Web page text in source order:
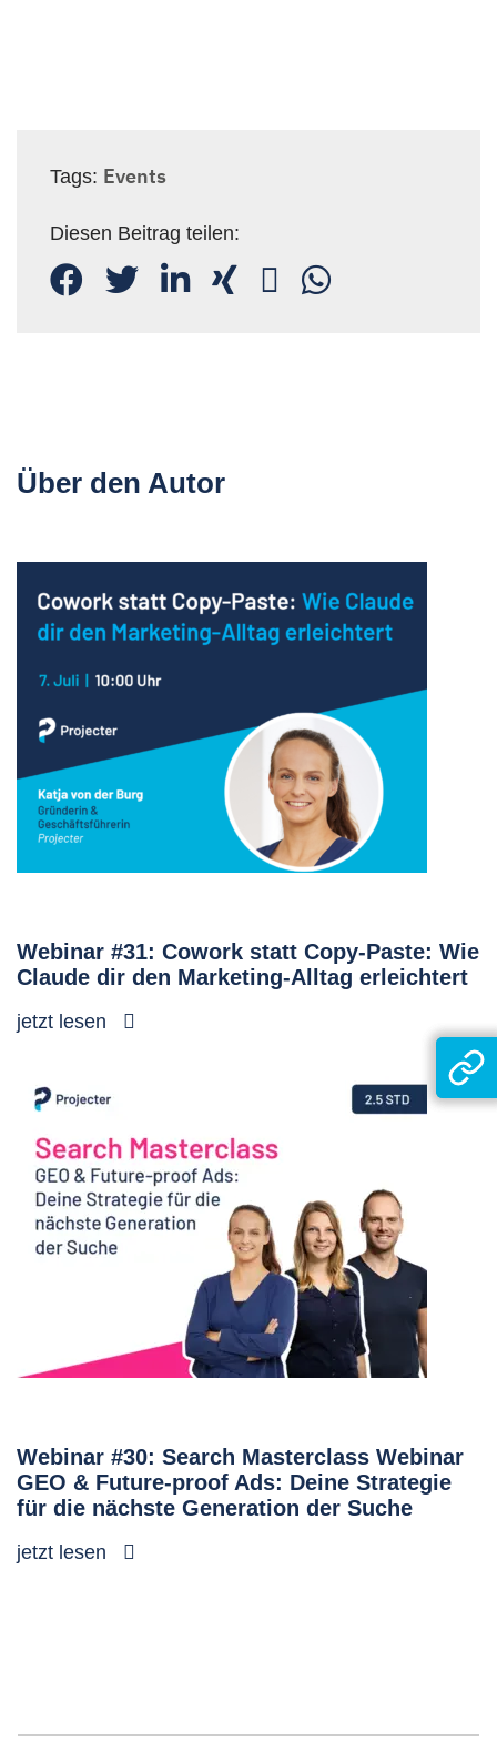
Tags: Events
Diesen Beitrag teilen:
Über den Autor
Webinar #31: Cowork statt Copy-Paste: Wie
Claude dir den Marketing-Alltag erleichtert
jetzt lesen
Webinar #30: Search Masterclass Webinar
GEO & Future-proof Ads: Deine Strategie
für die nächste Generation der Suche
jetzt lesen